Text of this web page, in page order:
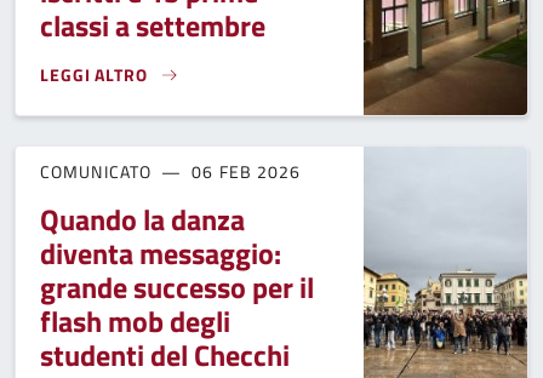
classi a settembre
LEGGI ALTRO
ISTITUTO CHECCHI, SI CONFERMA IL TREND POSITIVO:
COMUNICATO 06 FEB 2026
Quando la danza
diventa messaggio:
grande successo per il
flash mob degli
studenti del Checchi